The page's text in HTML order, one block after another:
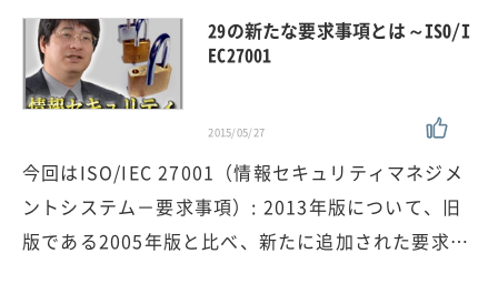
29の新たな要求事項とは～ISO/I
EC27001
2015/05/27
今回はISO/IEC 27001（情報セキュリティマネジメ
ントシステム－要求事項）: 2013年版について、旧
版である2005年版と比べ、新たに追加された要求…